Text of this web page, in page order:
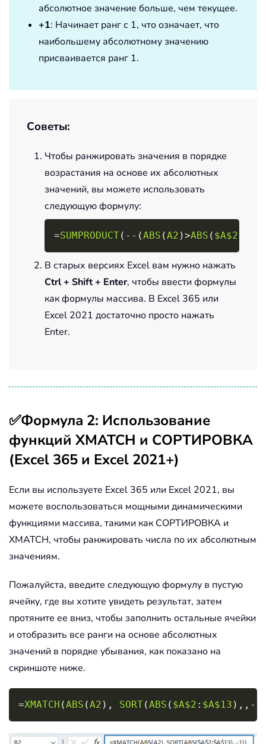
абсолютное значение больше, чем текущее.
+1: Начинает ранг с 1, что означает, что
наибольшему абсолютному значению
присваивается ранг 1.
Советы:
Чтобы ранжировать значения в порядке
возрастания на основе их абсолютных
значений, вы можете использовать
следующую формулу:
=SUMPRODUCT( - - (ABS (A2 )>ABS ( $A$2
Copy
В старых версиях Excel вам нужно нажать
Ctrl + Shift + Enter, чтобы ввести формулы
как формулы массива. В Excel 365 или
Excel 2021 достаточно просто нажать
Enter.
✅Формула 2: Использование
функций XMATCH и СОРТИРОВКА
(Excel 365 и Excel 2021+)
Если вы используете Excel 365 или Excel 2021, вы
можете воспользоваться мощными динамическими
функциями массива, такими как СОРТИРОВКА и
XMATCH, чтобы ранжировать числа по их абсолютным
значениям.
Пожалуйста, введите следующую формулу в пустую
ячейку, где вы хотите увидеть результат, затем
протяните ее вниз, чтобы заполнить остальные ячейки
и отобразить все ранги на основе абсолютных
значений в порядке убывания, как показано на
скриншоте ниже.
=XMATCH (ABS (A2 ) , SORT(ABS ( $A$2 : $A$13 ) , , -
Copy